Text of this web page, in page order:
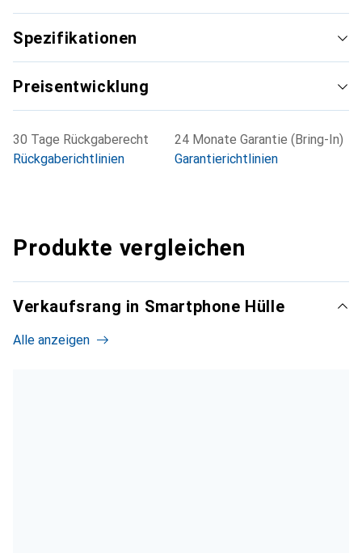
für den anspruchsvollen Kunden.
Spezifikationen
Preisentwicklung
30 Tage Rückgaberecht
Rückgaberichtlinien
24 Monate Garantie (Bring-In)
Garantierichtlinien
Produkte vergleichen
Verkaufsrang in Smartphone Hülle
Alle anzeigen